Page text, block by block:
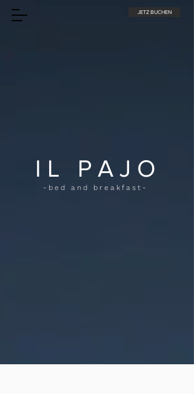
JETZ BUCHEN
IL P AJ O
-bed and breakfast-